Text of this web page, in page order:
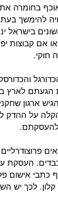
בחומרה
להימשך
בישראל
אם קבוצות
חוקי.
לארץ
ישראלים, לא תמיד בצדק.
על ההדק
להעסקתם.
העסקת
כתבי אישום
לכך יש